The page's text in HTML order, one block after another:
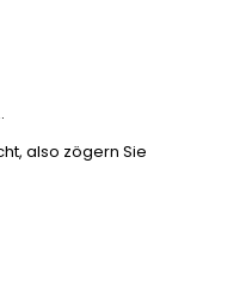
also zögern Sie